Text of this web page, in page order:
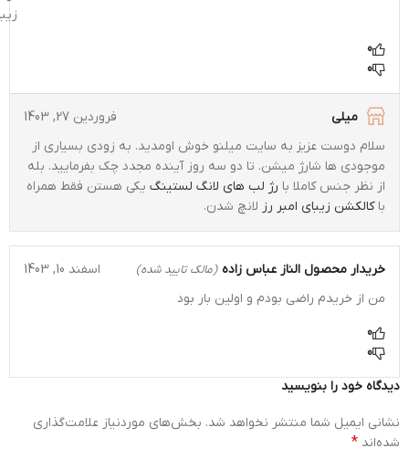
0
0
میلی
فروردین 27, 1403
سلام دوست عزیز به سایت میلنو خوش اومدید. به زودی بسیاری از
موجودی ها شارژ میشن. تا دو سه روز آینده مجدد چک بفرمایید. بله
از نظر جنس کاملا با رژ لب های لانگ لستینگ یکی هستن فقط همراه
باکالکشن زیبای امبر رز لانچ شدن.
خریدار محصول الناز عباس زاده (مالک تایید شده)
اسفند 10, 1403
من از خریدم راضی بودم و اولین بار بود
0
0
دیدگاه خود را بنویسید
نشانی ایمیل شما منتشر نخواهد شد. بخش‌های موردنیاز علامت‌گذاری
شده‌اند *